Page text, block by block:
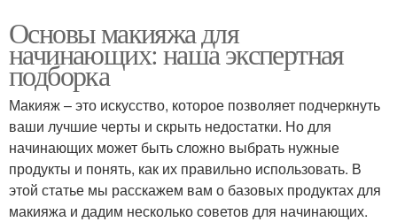
Основы макияжа для
начинающих: наша экспертная
подборка
Макияж – это искусство, которое позволяет подчеркнуть
ваши лучшие черты и скрыть недостатки. Но для
начинающих может быть сложно выбрать нужные
продукты и понять, как их правильно использовать. В
этой статье мы расскажем вам о базовых продуктах для
макияжа и дадим несколько советов для начинающих.